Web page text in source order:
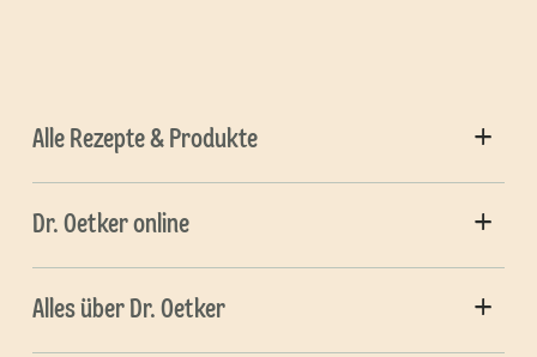
Alle Rezepte & Produkte
Dr. Oetker online
Alles über Dr. Oetker